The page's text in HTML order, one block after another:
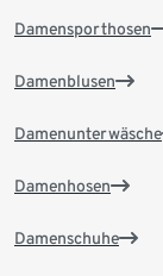
Damensporthosen
Damenblusen
Damenunterwäsche
Damenhosen
Damenschuhe